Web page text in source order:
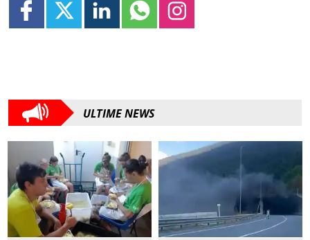
ULTIME NEWS